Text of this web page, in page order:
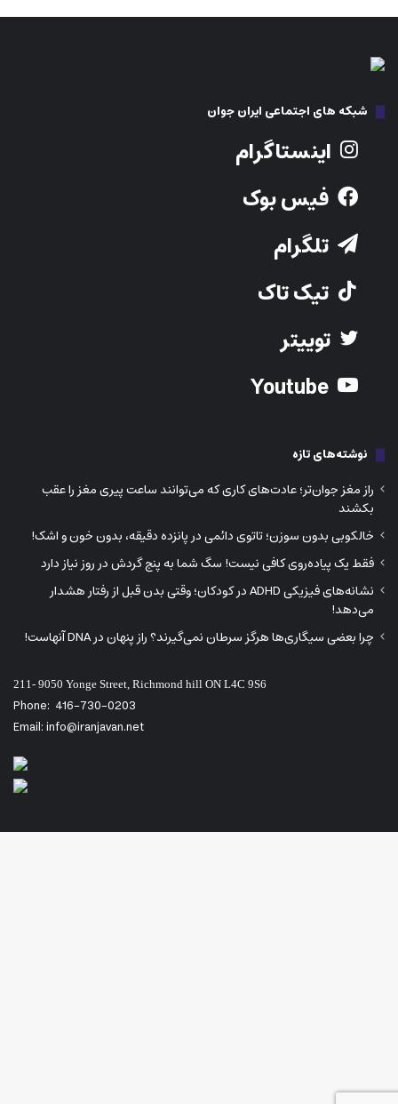
شبکه های اجتماعی ایران جوان
اینستاگرام
فیس بوک
تلگرام
تیک تاک
توییتر
نوشته‌های تازه
راز مغز جوان‌تر؛ عادت‌های کاری که می‌توانند ساعت پیری مغز را عقب
بکشند
خالکوبی بدون سوزن؛ تاتوی دائمی در پانزده دقیقه، بدون خون و اشک!
فقط یک پیاده‌روی کافی نیست! سگ شما به پنج گردش در روز نیاز دارد
نشانه‌های فیزیکی ADHD در کودکان؛ وقتی بدن قبل از رفتار هشدار
می‌دهد!
چرا بعضی سیگاری‌ها هرگز سرطان نمی‌گیرند؟ راز پنهان در DNA آنهاست!
211- 9050 Yonge Street, Richmond hill ON L4C 9S6
Phone: 416-730-0203
Email: info@iranjavan.net